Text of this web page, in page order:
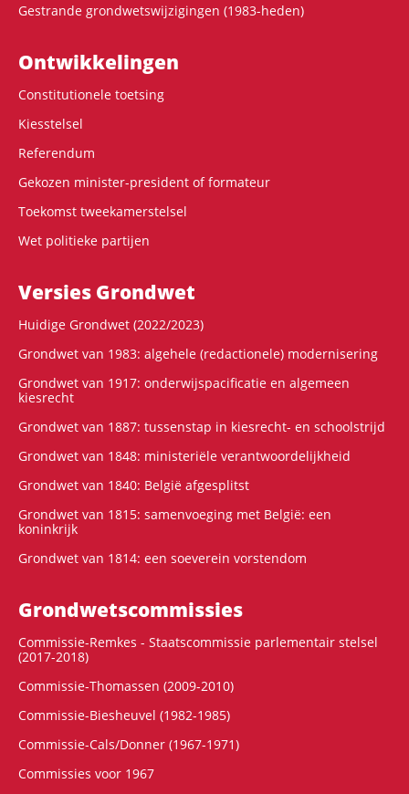
Gestrande grondwetswijzigingen (1983-heden)
Ontwikke­lingen
Constitutionele toetsing
Kiesstelsel
Referendum
Gekozen minister-president of formateur
Toekomst tweekamerstelsel
Wet politieke partijen
Versies Grondwet
Huidige Grondwet (2022/2023)
Grondwet van 1983: algehele (redactionele) modernisering
Grondwet van 1917: onderwijspacificatie en algemeen
kiesrecht
Grondwet van 1887: tussenstap in kiesrecht- en schoolstrijd
Grondwet van 1848: ministeriële verantwoordelijkheid
Grondwet van 1840: België afgesplitst
Grondwet van 1815: samenvoeging met België: een
koninkrijk
Grondwet van 1814: een soeverein vorstendom
Grondwets­commissies
Commissie-Remkes - Staatscommissie parlementair stelsel
(2017-2018)
Commissie-Thomassen (2009-2010)
Commissie-Biesheuvel (1982-1985)
Commissie-Cals/Donner (1967-1971)
Commissies voor 1967